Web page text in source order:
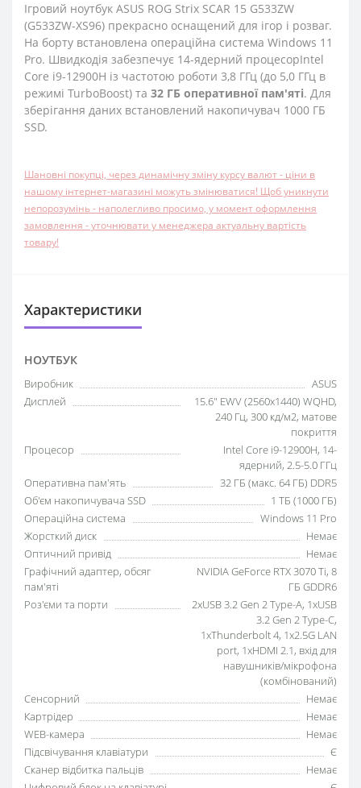
Ігровий ноутбук ASUS ROG Strix SCAR 15 G533ZW
(G533ZW-XS96) прекрасно оснащений для ігор і розваг.
На борту встановлена ​​операційна система Windows 11
Pro. Швидкодія забезпечує 14-ядерний процесорIntel
Core i9-12900H із частотою роботи 3,8 ГГц (до 5,0 ГГц в
режимі TurboBoost) та 32 ГБ оперативної пам'яті. Для
зберігання даних встановлений накопичувач 1000 ГБ
SSD.
Шановні покупці, через динамічну зміну курсу валют - ціни в
нашому інтернет-магазині можуть змінюватися! Щоб уникнути
непорозумінь - наполегливо просимо, у момент оформлення
замовлення - уточнювати у менеджера актуальну вартість
товару!
Характеристики
НОУТБУК
Виробник
ASUS
Дисплей
15.6" EWV (2560x1440) WQHD,
240 Гц, 300 кд/м2, матове
покриття
Процесор
Intel Core i9-12900H, 14-
ядерний, 2.5-5.0 ГГц
Оперативна пам'ять
32 ГБ (макс. 64 ГБ) DDR5
Об'єм накопичувача SSD
1 ТБ (1000 ГБ)
Операційна система
Windows 11 Pro
Жорсткий диск
Немає
Оптичний привід
Немає
Графічний адаптер, обсяг
пам'яті
NVIDIA GeForce RTX 3070 Ti, 8
ГБ GDDR6
Роз'єми та порти
2xUSB 3.2 Gen 2 Type-A, 1xUSB
3.2 Gen 2 Type-C,
1xThunderbolt 4, 1x2.5G LAN
port, 1xHDMI 2.1, вхід для
навушників/мікрофона
(комбінований)
Сенсорний
Немає
Картрідер
Немає
WEB-камера
Немає
Підсвічування клавіатури
Є
Сканер відбитка пальців
Немає